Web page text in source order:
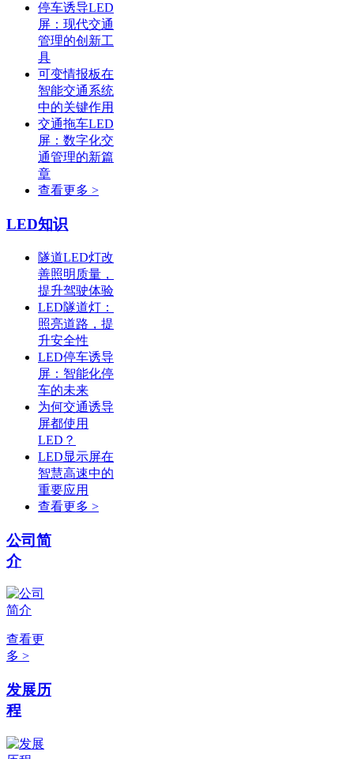
停车诱导LED
屏：现代交通
管理的创新工
具
可变情报板在
智能交通系统
中的关键作用
交通拖车LED
屏：数字化交
通管理的新篇
章
查看更多 >
LED知识
隧道LED灯改
善照明质量，
提升驾驶体验
LED隧道灯：
照亮道路，提
升安全性
LED停车诱导
屏：智能化停
车的未来
为何交通诱导
屏都使用
LED？
LED显示屏在
智慧高速中的
重要应用
查看更多 >
公司简
介
查看更
多 >
发展历
程